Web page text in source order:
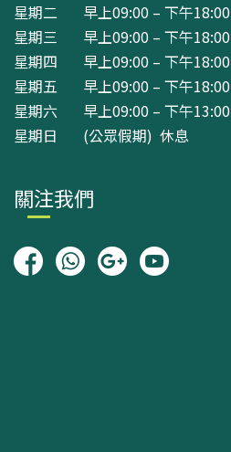
星期二 早上09:00 – 下午18:00
星期三 早上09:00 – 下午18:00
星期四 早上09:00 – 下午18:00
星期五 早上09:00 – 下午18:00
星期六 早上09:00 – 下午13:00
星期日 (公眾假期) 休息
關注我們